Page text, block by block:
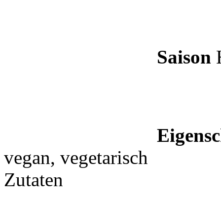
Saison
vegan, vegetarisch
Zutaten